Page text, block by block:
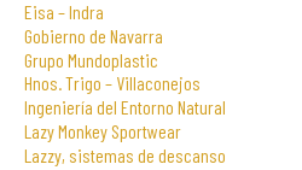
Eisa – Indra
Gobierno de Navarra
Grupo Mundoplastic
Hnos. Trigo – Villaconejos
Ingeniería del Entorno Natural
Lazy Monkey Sportwear
Lazzy, sistemas de descanso